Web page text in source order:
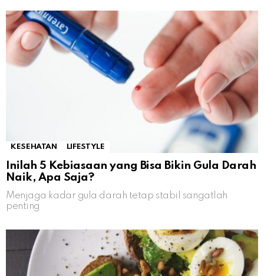
KESEHATAN LIFESTYLE
Inilah 5 Kebiasaan yang Bisa Bikin Gula Darah
Naik, Apa Saja?
Menjaga kadar gula darah tetap stabil sangatlah
penting